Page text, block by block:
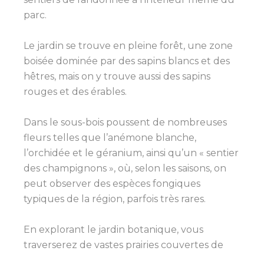
parc.
Le jardin se trouve en pleine forêt, une zone
boisée dominée par des sapins blancs et des
hêtres, mais on y trouve aussi des sapins
rouges et des érables.
Dans le sous-bois poussent de nombreuses
fleurs telles que l’anémone blanche,
l’orchidée et le géranium, ainsi qu’un « sentier
des champignons », où, selon les saisons, on
peut observer des espèces fongiques
typiques de la région, parfois très rares.
En explorant le jardin botanique, vous
traverserez de vastes prairies couvertes de